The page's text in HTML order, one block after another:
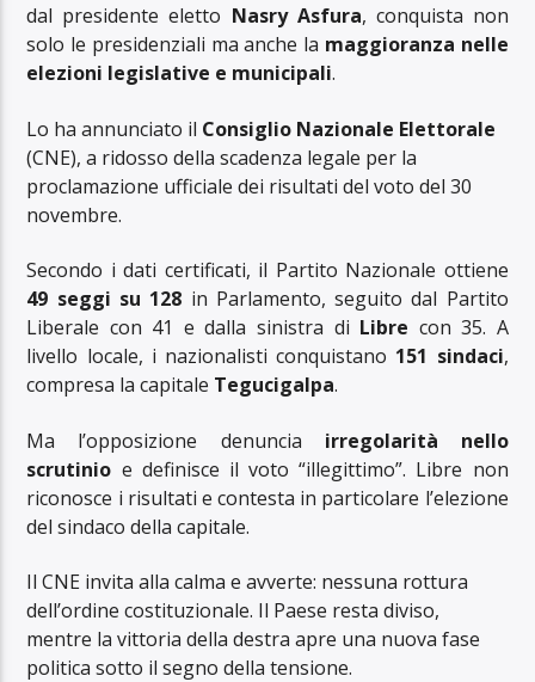
dal presidente eletto Nasry Asfura, conquista non
solo le presidenziali ma anche la maggioranza nelle
elezioni legislative e municipali.
Lo ha annunciato il Consiglio Nazionale Elettorale
(CNE), a ridosso della scadenza legale per la
proclamazione ufficiale dei risultati del voto del 30
novembre.
Secondo i dati certificati, il Partito Nazionale ottiene
49 seggi su 128 in Parlamento, seguito dal Partito
Liberale con 41 e dalla sinistra di Libre con 35. A
livello locale, i nazionalisti conquistano 151 sindaci,
compresa la capitale Tegucigalpa.
Ma l’opposizione denuncia irregolarità nello
scrutinio e definisce il voto “illegittimo”. Libre non
riconosce i risultati e contesta in particolare l’elezione
del sindaco della capitale.
Il CNE invita alla calma e avverte: nessuna rottura
dell’ordine costituzionale. Il Paese resta diviso,
mentre la vittoria della destra apre una nuova fase
politica sotto il segno della tensione.